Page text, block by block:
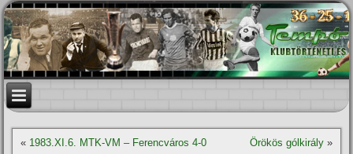
« 1983.XI.6. MTK-VM – Ferencváros 4-0 Örökös gólkirály»